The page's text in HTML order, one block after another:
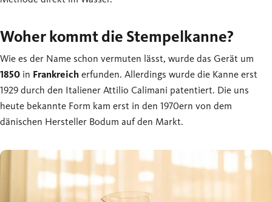
Woher kommt die Stempelkanne?
Wie es der Name schon vermuten lässt, wurde das Gerät um
1850 in Frankreich erfunden. Allerdings wurde die Kanne erst
1929 durch den Italiener Attilio Calimani patentiert. Die uns
heute bekannte Form kam erst in den 1970ern von dem
dänischen Hersteller Bodum auf den Markt.